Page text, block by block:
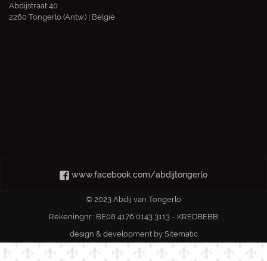
Abdijstraat 40
2260 Tongerlo (Antw.) | België
www.facebook.com/abdijtongerlo
© 2023 Abdij van Tongerlo
Rekeningnr.: BE08 4176 0143 3113 - KREDBEBB
design & development by Sitematic